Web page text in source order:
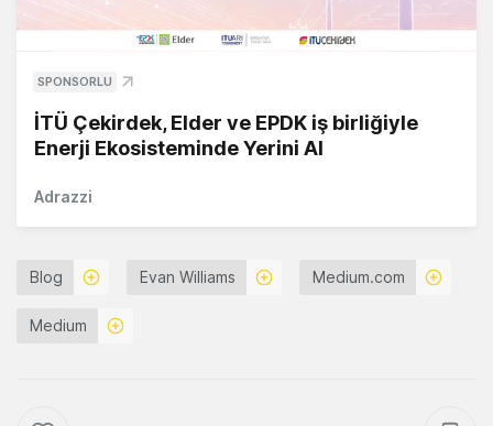
SPONSORLU
İTÜ Çekirdek, Elder ve EPDK iş birliğiyle
Enerji Ekosisteminde Yerini Al
Adrazzi
Blog Evan Williams Medium.com
Medium